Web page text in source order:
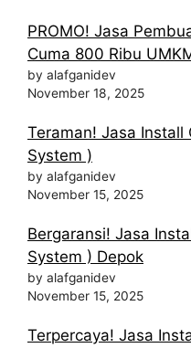
PROMO! Jasa
Cuma 800 Ribu
by alafganidev
November 18, 2025
Teraman! Jasa Install
System )
by alafganidev
November 15, 2025
Bergaransi! Jasa
System ) Depok
by alafganidev
November 15, 2025
Terpercaya! Jasa